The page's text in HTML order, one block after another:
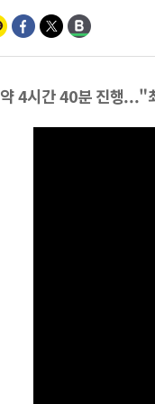
약 4시간 40분 진행..."